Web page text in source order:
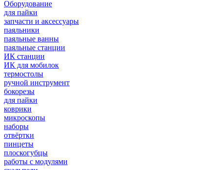
Оборудование
для пайки
запчасти и аксессуары
паяльники
паяльные ванны
паяльные станции
ИК станции
ИК для мобилок
термостолы
ручной инструмент
бокорезы
для пайки
коврики
микроскопы
наборы
отвёртки
пинцеты
плоскогубцы
работы с модулями